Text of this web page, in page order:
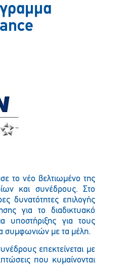
το νέο βελτιωμένο της
και συνέδρους. Στο
δυνατότητες επιλογής
για το διαδικτυακό
υποστήριξης για τους
συμφωνιών με τα μέλη.
επεκτείνεται με
που κυμαίνονται